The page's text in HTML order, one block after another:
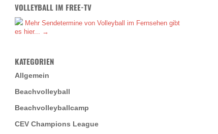
VOLLEYBALL IM FREE-TV
Mehr Sendetermine von Volleyball im Fernsehen gibt
es hier... →
KATEGORIEN
Allgemein
Beachvolleyball
Beachvolleyballcamp
CEV Champions League